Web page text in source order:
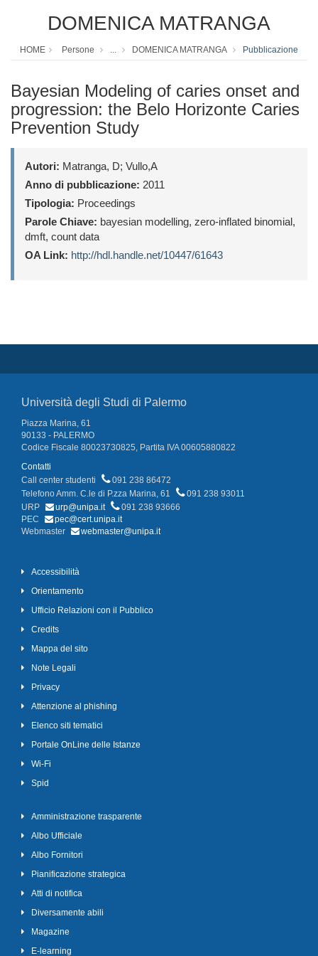
DOMENICA MATRANGA
HOME Persone ... DOMENICA MATRANGA Pubblicazione
Bayesian Modeling of caries onset and
progression: the Belo Horizonte Caries
Prevention Study
Autori: Matranga, D; Vullo,A
Anno di pubblicazione: 2011
Tipologia: Proceedings
Parole Chiave: bayesian modelling, zero-inflated binomial,
dmft, count data
OA Link: http://hdl.handle.net/10447/61643
Università degli Studi di Palermo
Piazza Marina, 61
90133 - PALERMO
Codice Fiscale 80023730825, Partita IVA 00605880822
Contatti
Call center studenti
091 238 86472
Telefono Amm. C.le di P.zza Marina, 61
091 238 93011
URP
urp@unipa.it
091 238 93666
PEC
pec@cert.unipa.it
Webmaster
webmaster@unipa.it
Accessibilità
Orientamento
Ufficio Relazioni con il Pubblico
Credits
Mappa del sito
Note Legali
Privacy
Attenzione al phishing
Elenco siti tematici
Portale OnLine delle Istanze
Wi-Fi
Spid
Amministrazione trasparente
Albo Ufficiale
Albo Fornitori
Pianificazione strategica
Atti di notifica
Diversamente abili
Magazine
E-learning